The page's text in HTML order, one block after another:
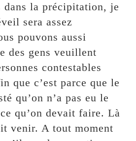
dans la précipitation, je
sera assez
pouvons aussi
des gens veuillent
contestables
que c’est parce que le
qu’on n’a pas eu le
qu’on devait faire. Là
venir. A tout moment